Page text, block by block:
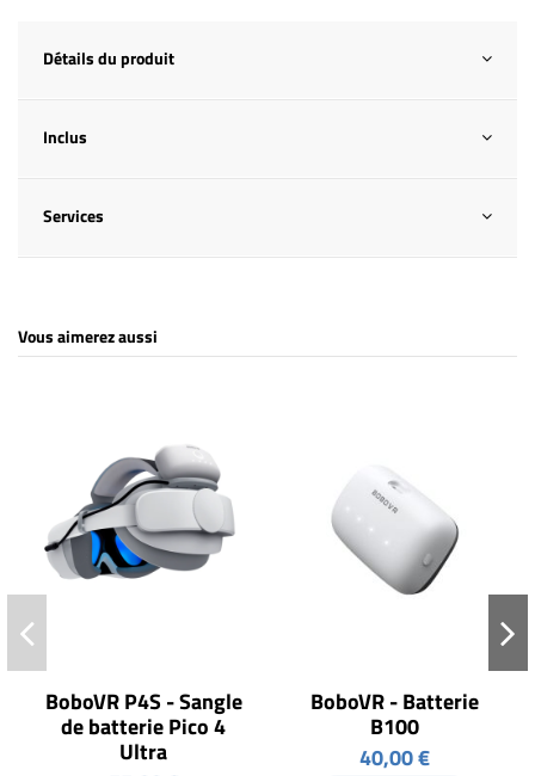
Détails du produit
Inclus
Services
Vous aimerez aussi
BoboVR P4S - Sangle
de batterie Pico 4
Ultra
BoboVR - Batterie
B100
40,00 €